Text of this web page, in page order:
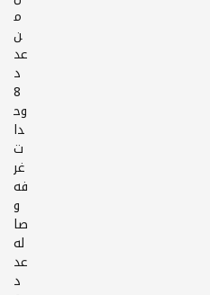
م
ن
عد
د
8
وح
دا
ت
غر
فه
و
صا
له
عد
د